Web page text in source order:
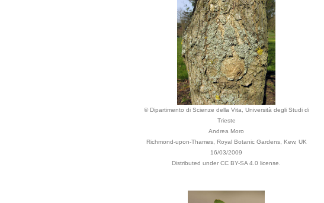
© Dipartimento di Scienze della Vita, Università degli Studi di
Trieste
Andrea Moro
Richmond-upon-Thames, Royal Botanic Gardens, Kew, UK
16/03/2009
Distributed under CC BY-SA 4.0 license.